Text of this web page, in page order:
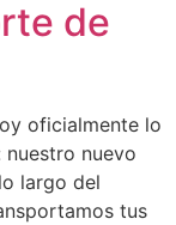
de
oficialmente lo
nuevo
largo del
tus